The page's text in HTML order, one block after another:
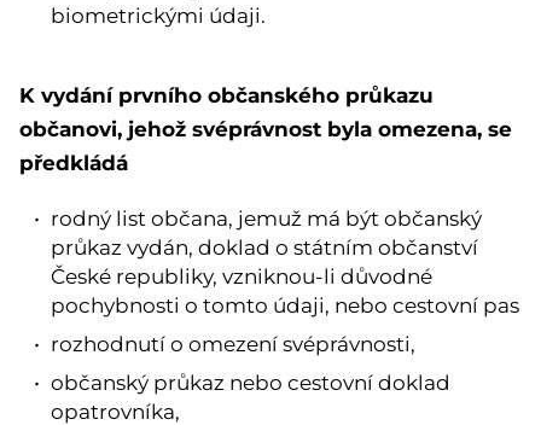
biometrickými údaji.
K vydání prvního občanského průkazu
občanovi, jehož svéprávnost byla omezena, se
předkládá
rodný list občana, jemuž má být občanský
průkaz vydán, doklad o státním občanství
České republiky, vzniknou-li důvodné
pochybnosti o tomto údaji, nebo cestovní pas
rozhodnutí o omezení svéprávnosti,
občanský průkaz nebo cestovní doklad
opatrovníka,